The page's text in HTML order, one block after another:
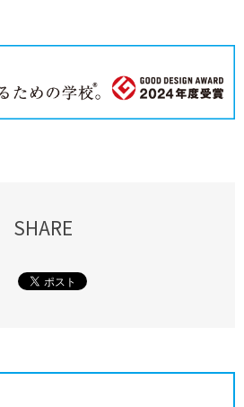
SHARE